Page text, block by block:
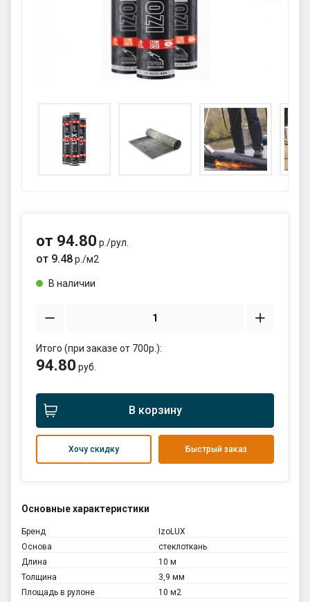
GPS координаты проезда к
складу:
53.85987990162563,27.420653302
90123
sales@profkomplekt.by
Основные характеристики
Бренд
IzoLUX
Основа
стеклоткань
Длина
10 м
Толщина
3,9 мм
Площадь в рулоне
10 м2
от 94.80 р./рул.
от 9.48р./м2
В наличии
Итого (при заказе от 700р.):
94.80 руб.
В корзину
Хочу скидку Быстрый заказ